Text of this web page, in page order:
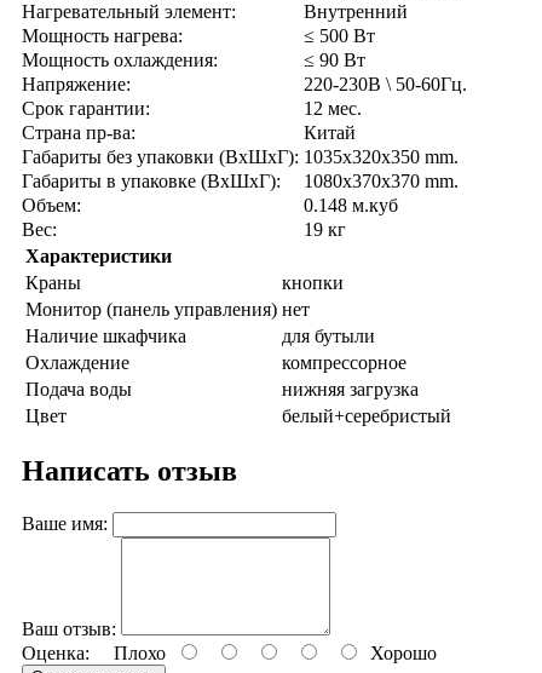
Нагревательный элемент:
Внутренний
Мощность нагрева:
≤ 500 Вт
Мощность охлаждения:
≤ 90 Вт
Напряжение:
220-230В \ 50-60Гц.
Срок гарантии:
12 мес.
Страна пр-ва:
Китай
Габариты без упаковки (ВxШxГ): 1035x320x350 mm.
Габариты в упаковке (ВxШxГ):
1080x370x370 mm.
Объем:
0.148 м.куб
Вес:
19 кг
Характеристики
Краны
кнопки
Монитор (панель управления) нет
Наличие шкафчика
для бутыли
Охлаждение
компрессорное
Подача воды
нижняя загрузка
Цвет
белый+серебристый
Написать отзыв
Ваше имя:
Ваш отзыв:
Оценка: Плохо Хорошо